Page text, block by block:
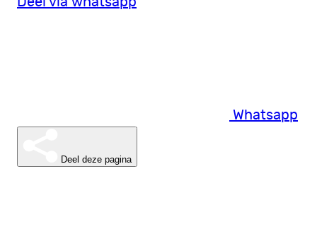
Whatsapp
Deel deze pagina